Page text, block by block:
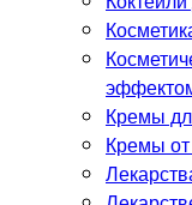
Кремы
Кремы